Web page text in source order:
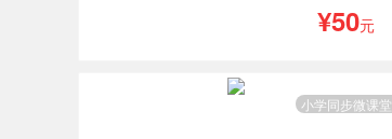
¥50元
小学同步微课堂